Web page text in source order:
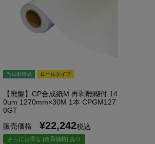
当日出荷品 ロールタイプ
【廃盤】CP合成紙M 再剥離糊付 14
0um 1270mm×30M 1本 CPGM127
0GT
販売価格
¥22,242税込
さらにお得な [会員価格] あり